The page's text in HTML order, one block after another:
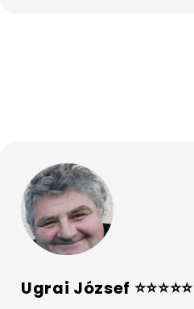
Ugrai József ⭐⭐⭐⭐⭐